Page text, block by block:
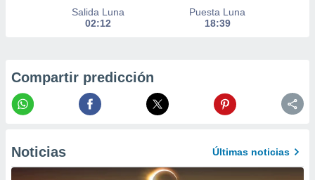
a lo que
Para
su
u
momento
en
Salida Luna
02:12
Puesta Luna
18:39
Compartir predicción
Noticias Últimas noticias